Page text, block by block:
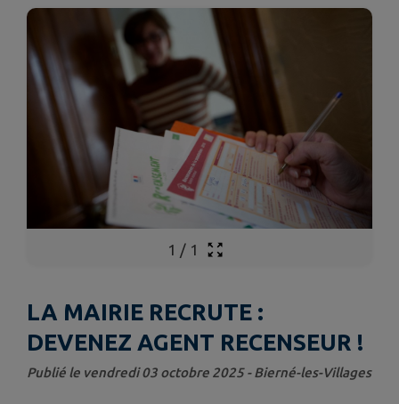
1 / 1
LA MAIRIE RECRUTE :
DEVENEZ AGENT RECENSEUR !
Publié le vendredi 03 octobre 2025 - Bierné-les-Villages